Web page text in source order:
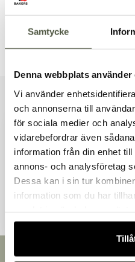
Samtycke
Denna webbplats använder
Vi använder
och annonserna till
för sociala medier och
vidarebefordrar även
information från din enhet
annons- och analysföretag
Dessa kan i sin tur
information som du har
Brett sortiment
Dokument &
Liknande produkter
Andra kunder tittade
Snabb leverans
Handlar du som
Fortsätt